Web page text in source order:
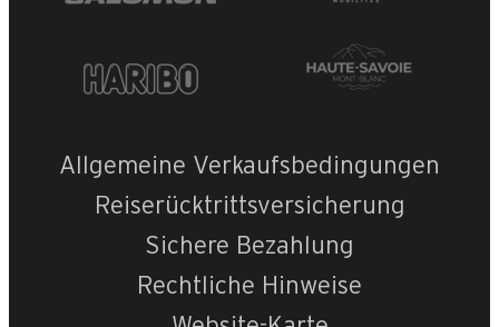
Allgemeine Verkaufsbedingungen
Reiserücktrittsversicherung
Sichere Bezahlung
Rechtliche Hinweise